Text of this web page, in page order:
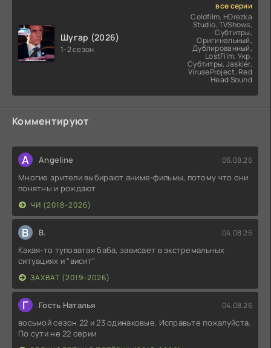
Шугар (2026)
1-2 сезон
все серии
Coldfilm, HDrezka
Studio, TVShows,
Субтитры,
Оригинальный,
Дублированный,
LostFilm, Укр.
Субтитры, Jaskier,
ViruseProject, Red
Head Sound
Комментируют
A Angeline 06.08.26
Многие зрители выбирают аниме-фильмы, потому что они
понятны и рождают
ЧИ (2018-2026)
В В. 04.08.26
Какая-то туповатая баба, зависает в экстремальных
ситуациях и "висит"
ЗАХВАТ (2019-2026)
Г Гость Наталья 04.08.26
восьмой сезон 22 и 23 одинаковые. Исправьте пожалуйста.
По сути не 22 серии